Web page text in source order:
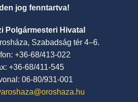
jog fenntartva!
Polgármesteri Hivatal
Szabadság tér 4–6.
+36-68/413-022
+36-68/411-545
06-80/931-001